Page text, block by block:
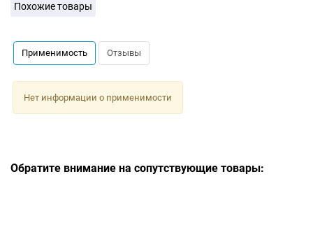
Похожие товары
Применимость Отзывы
Нет информации о применимости
Обратите внимание на сопутствующие товары: